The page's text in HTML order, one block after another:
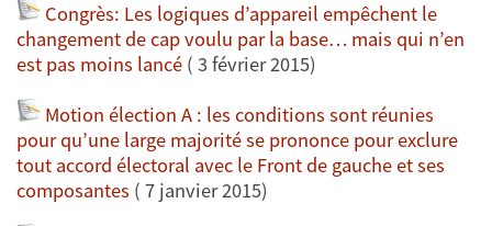
Congrès: Les logiques d’appareil empêchent le
changement de cap voulu par la base… mais qui n’en
est pas moins lancé ( 3 février 2015)
Motion élection A : les conditions sont réunies
pour qu’une large majorité se prononce pour exclure
tout accord électoral avec le Front de gauche et ses
composantes ( 7 janvier 2015)